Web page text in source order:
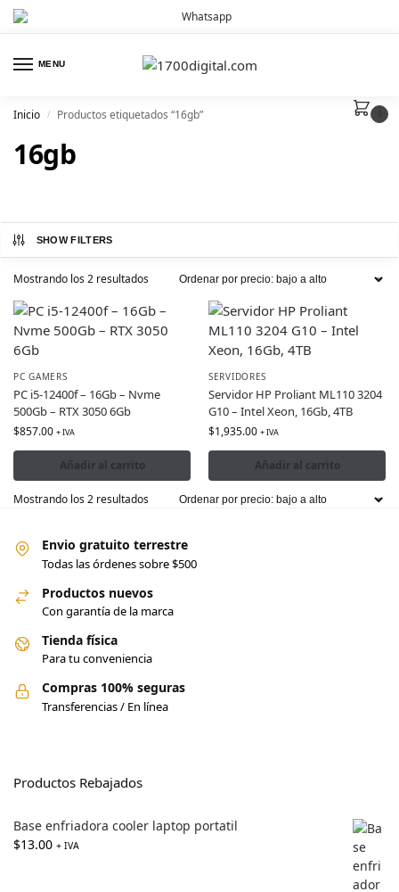
MENU
Inicio / Productos etiquetados “16gb”
16gb
SHOW FILTERS
Mostrando los 2 resultados
PC GAMERS
PC i5-12400f – 16Gb – Nvme
500Gb – RTX 3050 6Gb
$857.00 + IVA
Añadir al carrito
SERVIDORES
Servidor HP Proliant ML110 3204
G10 – Intel Xeon, 16Gb, 4TB
$1,935.00 + IVA
Añadir al carrito
Mostrando los 2 resultados
Envio gratuito terrestre
Todas las órdenes sobre $500
Productos nuevos
Con garantía de la marca
Tienda física
Para tu conveniencia
Compras 100% seguras
Transferencias / En línea
Productos Rebajados
Base enfriadora cooler laptop portatil
$13.00 + IVA